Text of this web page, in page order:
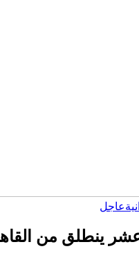
عاجل
عشر ينطلق من